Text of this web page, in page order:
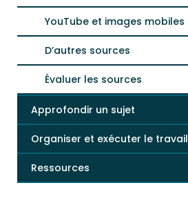
YouTube et images mobiles
D’autres sources
Évaluer les sources
Approfondir un sujet
Organiser et exécuter le travail
Ressources